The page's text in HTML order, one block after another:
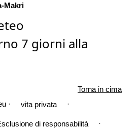
Makri
7 giorni alla
Torna in cima
·
vita privata ·
di responsabilità ·